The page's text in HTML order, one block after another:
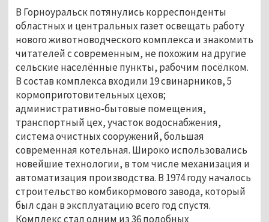
В Горноуральск потянулись корреспонденты
областных и центральных газет освещать работу
нового животноводческого комплекса и знакомить
читателей с современным, не похожим на другие
сельские населённые пункты, рабочим посёлком.
В состав комплекса входили 19 свинарников, 5
кормоприготовительных цехов;
административно-бытовые помещения,
транспортный цех, участок водоснабжения,
система очистных сооружений, большая
современная котельная. Широко использовались
новейшие технологии, в том числе механизация и
автоматизация производства. В 1974 году началось
строительство комбикормового завода, который
был сдан в эксплуатацию всего год спустя.
Комплекс стал одним из 36 подобных